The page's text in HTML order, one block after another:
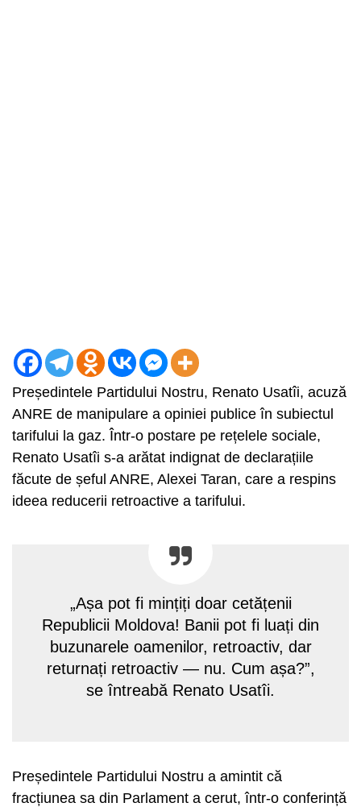
Președintele Partidului Nostru, Renato Usatîi, acuză
ANRE de manipulare a opiniei publice în subiectul
tarifului la gaz. Într-o postare pe rețelele sociale,
Renato Usatîi s-a arătat indignat de declarațiile
făcute de șeful ANRE, Alexei Taran, care a respins
ideea reducerii retroactive a tarifului.
„Așa pot fi mințiți doar cetățenii
Republicii Moldova! Banii pot fi luați din
buzunarele oamenilor, retroactiv, dar
returnați retroactiv — nu. Cum așa?”,
se întreabă Renato Usatîi.
Președintele Partidului Nostru a amintit că
fracțiunea sa din Parlament a cerut, într-o conferință